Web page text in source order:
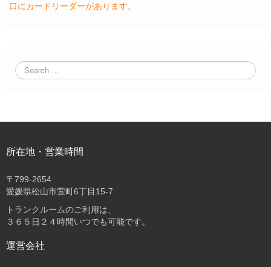
口にカードリーダーがあります。
所在地・営業時間
〒 799-2654
愛媛県松山市萱町6丁目15-7
トランクルームのご利用は、
３６５日２４時間いつでも可能です。
運営会社